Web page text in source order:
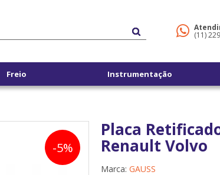
(11)
Freio Instrumentação
-5%
Placa
Renault Volvo
Marca: GAUSS